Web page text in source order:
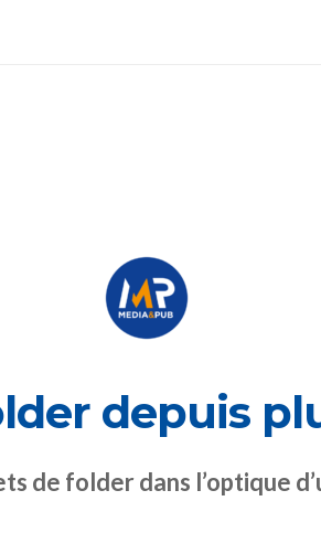
depuis
de folder dans l’optique